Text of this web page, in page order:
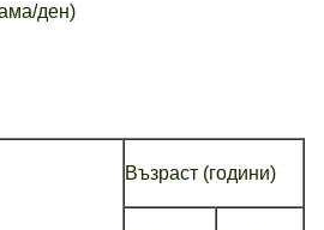
ден)
Възраст (години)